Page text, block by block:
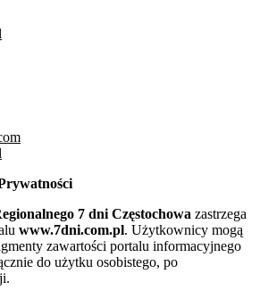
7 dni Częstochowa zastrzega
www.7dni.com.pl. Użytkownicy mogą
zawartości portalu informacyjnego
do użytku osobistego, po